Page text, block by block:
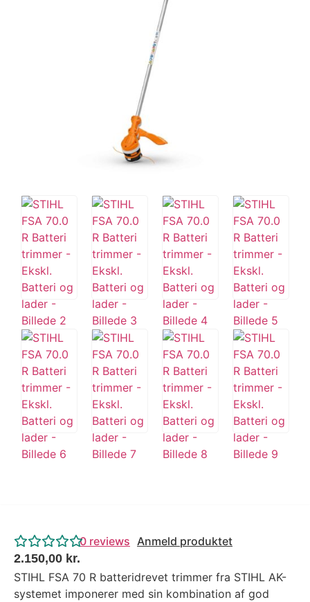
0 reviews Anmeld produktet
2.150,00 kr.
STIHL FSA 70 R batteridrevet trimmer fra STIHL AK-
systemet imponerer med sin kombination af god